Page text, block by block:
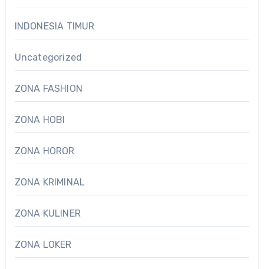
INDONESIA TIMUR
Uncategorized
ZONA FASHION
ZONA HOBI
ZONA HOROR
ZONA KRIMINAL
ZONA KULINER
ZONA LOKER